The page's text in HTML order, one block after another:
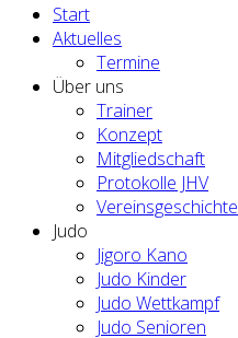
Start
Aktuelles
Termine
Über uns
Trainer
Konzept
Mitgliedschaft
Protokolle JHV
Vereinsgeschichte
Judo
Jigoro Kano
Judo Kinder
Judo Wettkampf
Judo Senioren